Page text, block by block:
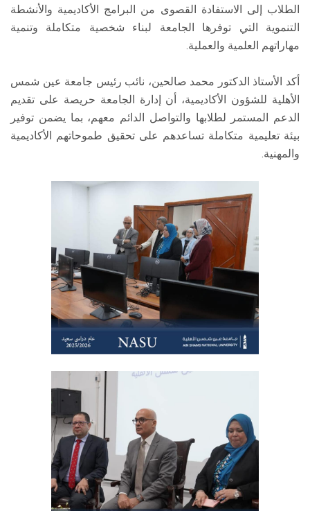
الطلاب إلى الاستفادة القصوى من البرامج الأكاديمية والأنشطة
التنموية التي توفرها الجامعة لبناء شخصية متكاملة وتنمية
مهاراتهم العلمية والعملية.
أكد الأستاذ الدكتور محمد صالحين، نائب رئيس جامعة عين شمس
الأهلية للشؤون الأكاديمية، أن إدارة الجامعة حريصة على تقديم
الدعم المستمر لطلابها والتواصل الدائم معهم، بما يضمن توفير
بيئة تعليمية متكاملة تساعدهم على تحقيق طموحاتهم الأكاديمية
والمهنية.